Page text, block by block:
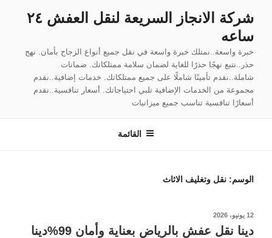
المحتوى
شركة الانجاز السريعة لنقل العفش ٢٤
ساعه
خبرة واسعة..نمتلك خبرة واسعة في نقل جميع أنواع الزجاج بأمان. نهج
حذر..نتبع نهجًا حذرًا للغاية لضمان سلامة ممتلكاتك. ضمانات
شاملة..نقدم تأمينًا شاملًا على جميع ممتلكاتك. خدمات إضافية..نقدم
مجموعة من الخدمات الإضافية تلبي احتياجاتك. أسعار تنافسية..نقدم
أسعارًا تنافسية تناسب جميع ميزانيات
القائمة
الوسم: نقل وتغليف الاثاث
نُشر
12 يونيو، 2026
دينا نقل عفش بالرياض بعناية وأمان 99%دينا